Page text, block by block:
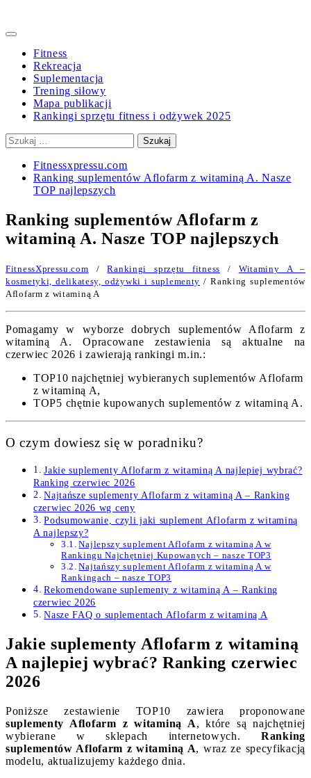
Primary
Fitness
Rekreacja
Suplementacja
Trening siłowy
Mapa publikacji
Rankingi sprzętu fitness i odżywek 2025
Szukaj:
Fitnessxpressu.com
Ranking suplementów Aflofarm z witaminą A. Nasze
TOP najlepszych
Ranking suplementów Aflofarm z
witaminą A. Nasze TOP najlepszych
FitnessXpressu.com /Rankingi sprzętu fitness / Witaminy A –
kosmetyki, delikatesy, odżywki i suplementy / Ranking suplementów
Aflofarm z witaminą A
Pomagamy w wyborze dobrych suplementów Aflofarm z
witaminą A. Opracowane zestawienia są aktualne na
czerwiec 2026 i zawierają rankingi m.in.:
TOP10 najchętniej wybieranych suplementów Aflofarm
z witaminą A,
TOP5 chętnie kupowanych suplementów z witaminą A.
O czym dowiesz się w poradniku?
Jakie suplementy Aflofarm z witaminą A najlepiej wybrać?
Ranking czerwiec 2026
Najtańsze suplementy Aflofarm z witaminą A – Ranking
czerwiec 2026 wg ceny
Podsumowanie, czyli jaki suplement Aflofarm z witaminą
A najlepszy?
Najlepszy suplement Aflofarm z witaminą A w
Rankingu Najchętniej Kupowanych – nasze TOP3
Najtańszy suplement Aflofarm z witaminą A w
Rankingach – nasze TOP3
Rekomendowane suplementy z witaminą A – Ranking
czerwiec 2026
Nasze FAQ o suplementach Aflofarm z witaminą A
Jakie suplementy Aflofarm z witaminą
A najlepiej wybrać? Ranking czerwiec
2026
Poniższe zestawienie TOP10 zawiera proponowane
suplementy Aflofarm z witaminą A, które są najchętniej
wybierane w sklepach internetowych.Ranking
suplementów Aflofarm z witaminą A, wraz ze specyfikacją
modelu, aktualizujemy każdego dnia.